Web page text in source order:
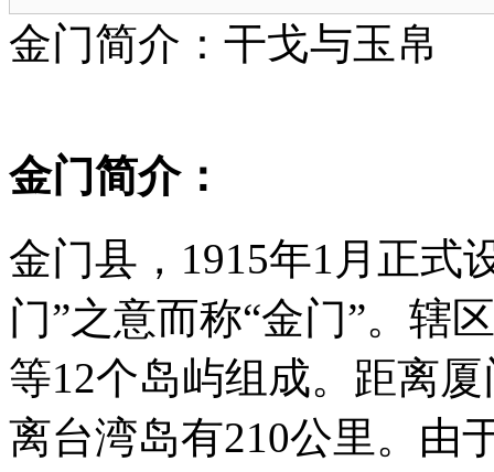
金门简介：干戈与玉帛
金门简介：
金门县，1915年1月正式
门”之意而称“金门”。辖
等12个岛屿组成。距离
离台湾岛有210公里。由